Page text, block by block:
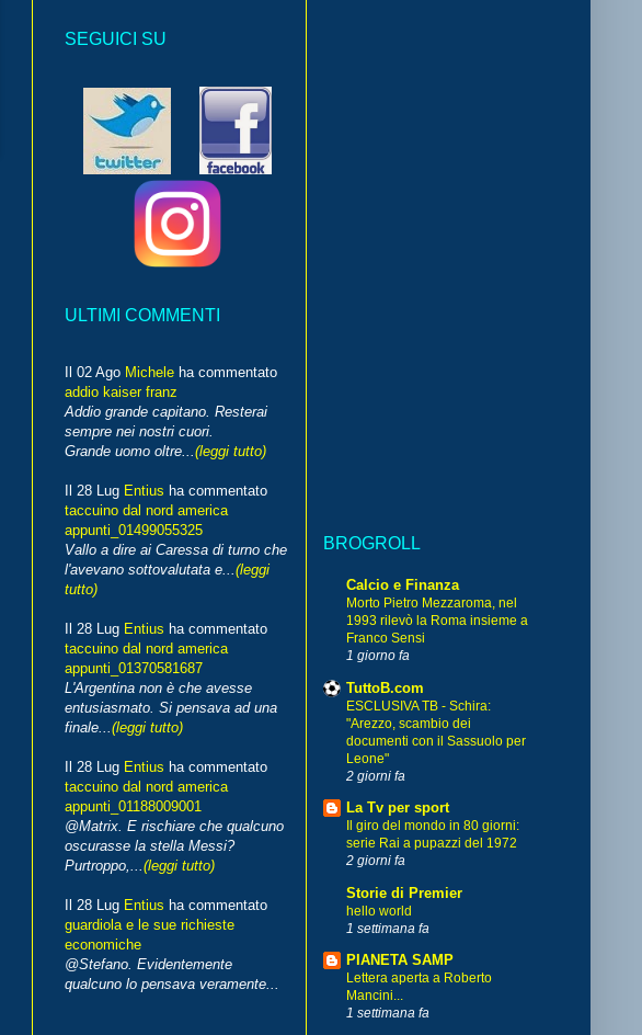
SEGUICI SU
ULTIMI COMMENTI
Il 02 Ago Michele ha commentato
addio kaiser franz
Addio grande capitano. Resterai
sempre nei nostri cuori.
Grande uomo oltre...(leggi tutto)
Il 28 Lug Entius ha commentato
taccuino dal nord america
appunti_01499055325
Vallo a dire ai Caressa di turno che
l'avevano sottovalutata e...(leggi
tutto)
Il 28 Lug Entius ha commentato
taccuino dal nord america
appunti_01370581687
L'Argentina non è che avesse
entusiasmato. Si pensava ad una
finale...(leggi tutto)
Il 28 Lug Entius ha commentato
taccuino dal nord america
appunti_01188009001
@Matrix. E rischiare che qualcuno
oscurasse la stella Messi?
Purtroppo,...(leggi tutto)
Il 28 Lug Entius ha commentato
guardiola e le sue richieste
economiche
@Stefano. Evidentemente
qualcuno lo pensava veramente...
BROGROLL
Calcio e Finanza
Morto Pietro Mezzaroma, nel
1993 rilevò la Roma insieme a
Franco Sensi
1 giorno fa
TuttoB.com
ESCLUSIVA TB - Schira:
"Arezzo, scambio dei
documenti con il Sassuolo per
Leone"
2 giorni fa
La Tv per sport
Il giro del mondo in 80 giorni:
serie Rai a pupazzi del 1972
2 giorni fa
Storie di Premier
hello world
1 settimana fa
PIANETA SAMP
Lettera aperta a Roberto
Mancini...
1 settimana fa